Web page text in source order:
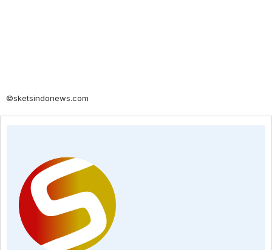
©sketsindonews.com